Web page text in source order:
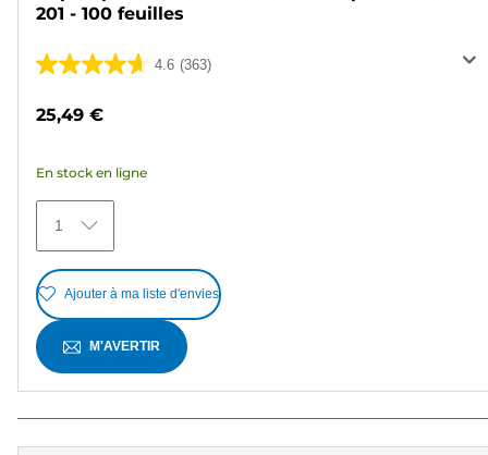
201 - 100 feuilles
4.6 (363)
4.6
363
avis
25,49 €
En stock en ligne
1
Ajouter à ma liste d'envies
M'AVERTIR